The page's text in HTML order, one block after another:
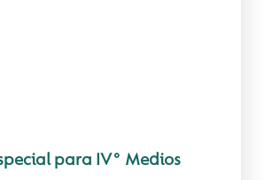
para IV° Medios